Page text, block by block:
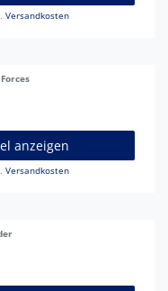
Versandkosten
anzeigen
Versandkosten